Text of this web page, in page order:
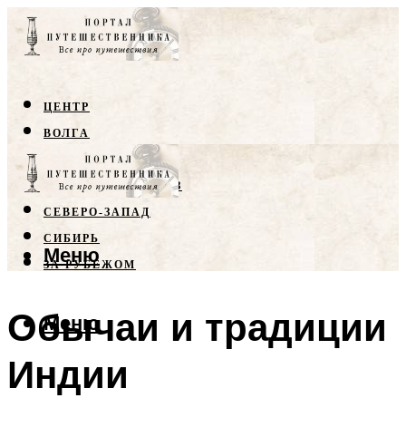
ЦЕНТР
ВОЛГА
КРЫМ
СЕВЕРНЫЙ КАВКАЗ
СЕВЕРО-ЗАПАД
СИБИРЬ
ЗА РУБЕЖОМ
Меню
Меню
Обычаи и традиции
Индии